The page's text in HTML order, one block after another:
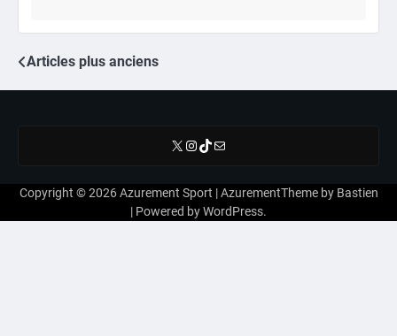
Navigation
des
Articles plus anciens
X Instagram
TikTok
E-mail
Copyright © 2026Azurement Sport | AzurementTheme by Bastien
| Powered byWordPress.